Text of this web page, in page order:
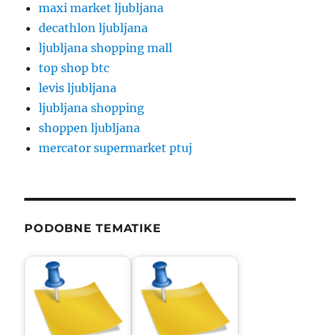
maxi market ljubljana
decathlon ljubljana
ljubljana shopping mall
top shop btc
levis ljubljana
ljubljana shopping
shoppen ljubljana
mercator supermarket ptuj
PODOBNE TEMATIKE